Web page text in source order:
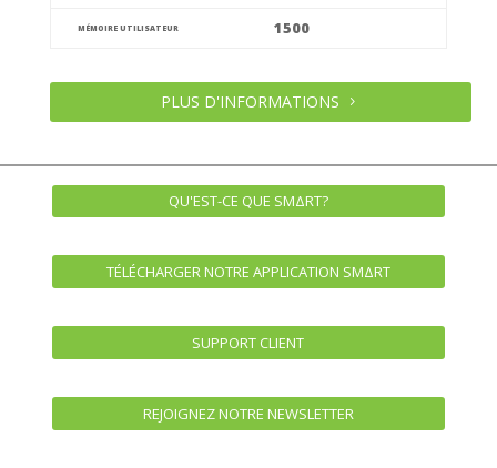
MÉMOIRE UTILISATEUR 1500
PLUS D'INFORMATIONS
QU'EST-CE QUE SMΔRT?
TÉLÉCHARGER NOTRE APPLICATION SMΔRT
SUPPORT CLIENT
REJOIGNEZ NOTRE NEWSLETTER